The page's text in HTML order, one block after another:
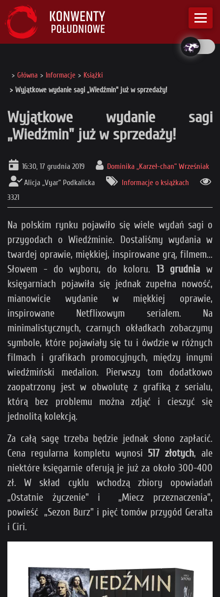
Główna Informacje
Książki
Wyjątkowe wydanie sagi „Wiedźmin" już w sprzedaży!
Wyjątkowe wydanie sagi
„Wiedźmin" już w sprzedaży!
16:30, 17 grudnia 2019
Dominika „Karzeł-chan” Wrześniak
Alicja „Vyar” Podkalicka
Informacje o książkach
3321
Na polskim rynku pojawiło się wiele wydań sagi o
przygodach o Wiedźminie. Dostaliśmy wydania w
twardej oprawie, miękkiej, inspirowane grą, filmem...
Słowem - do wyboru, do koloru. 13 grudnia w
księgarniach pojawiła się jednak zupełna nowość,
mianowicie wydanie w miękkiej oprawie,
inspirowane Netflixowym serialem. Na
minimalistycznych, czarnych okładkach zobaczymy
symbole, które pojawiały się tu i ówdzie w różnych
filmach i grafikach promocyjnych, między innymi
wiedźmiński medalion. Pierwszy tom dodatkowo
zaopatrzony jest w obwolutę z grafiką z serialu,
którą bez problemu można zdjąć i cieszyć się
jednolitą kolekcją.
Za całą sagę trzeba będzie jednak słono zapłacić.
Cena regularna kompletu wynosi 517 złotych, ale
niektóre księgarnie oferują je już za około 300-400
zł. W skład cyklu wchodzą zbiory opowiadań
„Ostatnie życzenie" i „Miecz przeznaczenia",
powieść „Sezon Burz" i pięć tomów przygód Geralta
i Ciri.